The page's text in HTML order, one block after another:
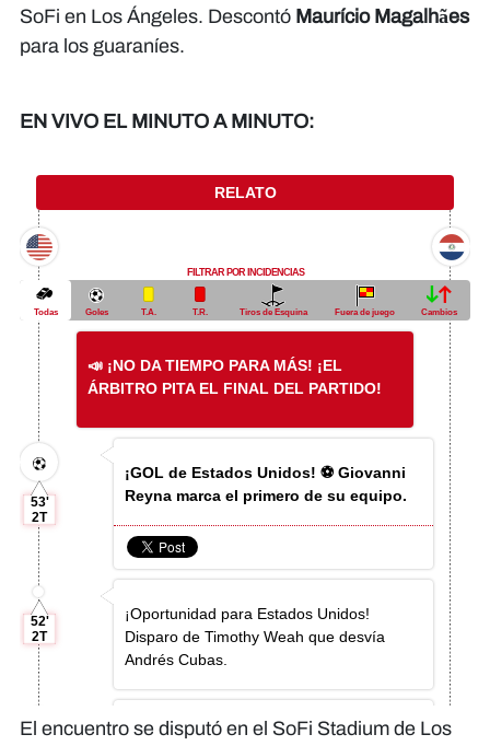
SoFi en Los Ángeles. Descontó Maurício Magalhães
para los guaraníes.
EN VIVO EL MINUTO A MINUTO:
El encuentro se disputó en el SoFi Stadium de Los